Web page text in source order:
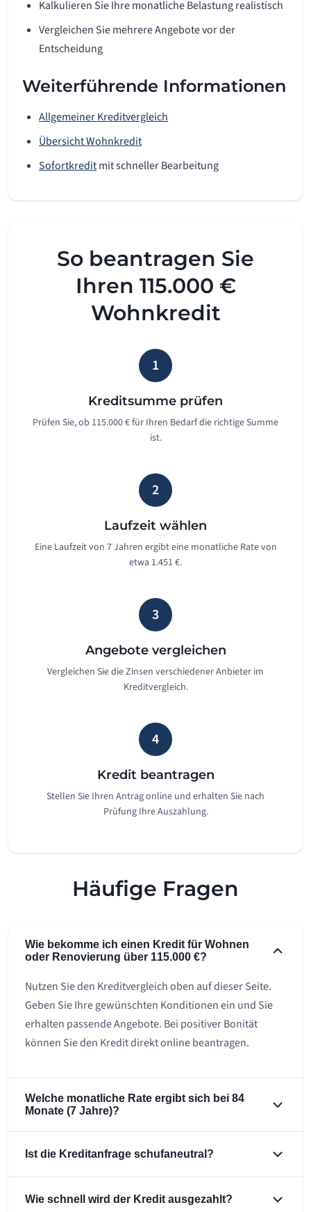
Kalkulieren Sie Ihre monatliche Belastung realistisch
Vergleichen Sie mehrere Angebote vor der
Entscheidung
Weiterführende Informationen
Allgemeiner Kreditvergleich
Übersicht Wohnkredit
Sofortkreditmit schneller Bearbeitung
So beantragen Sie
Ihren 115.000 €
Wohnkredit
1
Kreditsumme prüfen
Prüfen Sie, ob 115.000 € für Ihren Bedarf die richtige Summe
ist.
2
Laufzeit wählen
Eine Laufzeit von 7 Jahren ergibt eine monatliche Rate von
etwa 1.451 €.
3
Angebote vergleichen
Vergleichen Sie die Zinsen verschiedener Anbieter im
Kreditvergleich.
4
Kredit beantragen
Stellen Sie Ihren Antrag online und erhalten Sie nach
Prüfung Ihre Auszahlung.
Häufige Fragen
Wie bekomme ich einen Kredit für Wohnen
oder Renovierung über 115.000 €?
Nutzen Sie den Kreditvergleich oben auf dieser Seite.
Geben Sie Ihre gewünschten Konditionen ein und Sie
erhalten passende Angebote. Bei positiver Bonität
können Sie den Kredit direkt online beantragen.
Welche monatliche Rate ergibt sich bei 84
Monate (7 Jahre)?
Ist die Kreditanfrage schufaneutral?
Wie schnell wird der Kredit ausgezahlt?